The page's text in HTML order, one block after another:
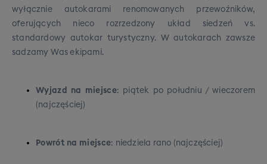
wyłącznie autokarami renomowanych przewoźników,
oferujących nieco rozrzedzony układ siedzeń vs.
standardowy autokar turystyczny. W autokarach zawsze
sadzamy Was ekipami.
Wyjazd na miejsce: piątek po południu / wieczorem
(najczęściej)
Powrót na miejsce: niedziela rano (najczęściej)